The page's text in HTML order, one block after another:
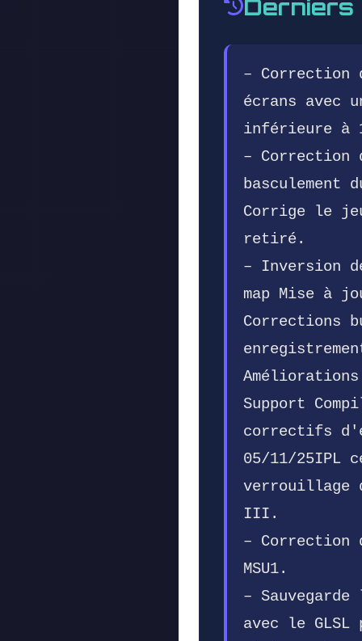
Derniers
– Correction
écrans avec
inférieure à
– Correction
Corrige le
retiré.
– Inversion
map Mise à
Corrections
Support
correctifs
05/11/25IPL
verrouillage
III.
– Correction
MSU1.
– Sauvegarde
avec le